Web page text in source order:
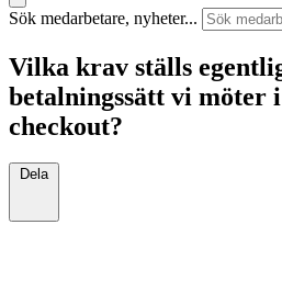
Sök medarbetare, nyheter...
Vilka krav ställs
betalningssätt vi möter i
checkout?
Dela